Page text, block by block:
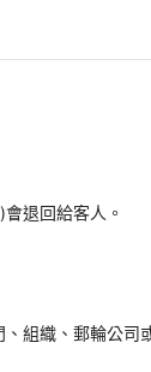
退回給客人。
組織、郵輪公司